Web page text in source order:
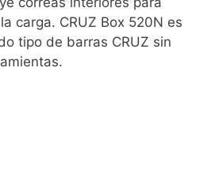
carga. CRUZ Box 520N es
tipo de barras CRUZ sin